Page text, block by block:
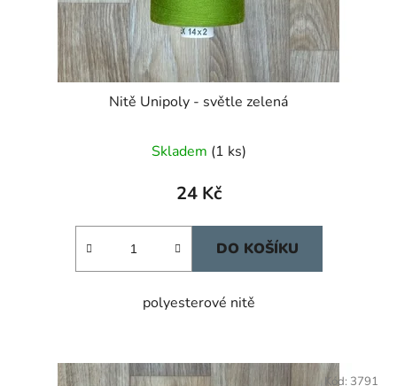
Nitě Unipoly - světle zelená
Skladem (1 ks)
24 Kč
DO KOŠÍKU
polyesterové nitě
Kód: 3791